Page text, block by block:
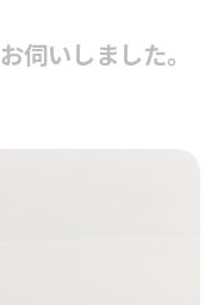
伺いしました。